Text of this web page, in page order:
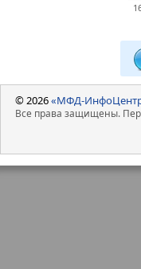
© 2026«МФД-
Все права защищены.